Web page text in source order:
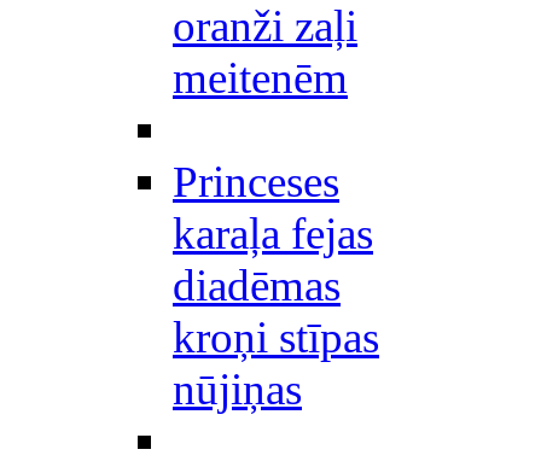
oranži zaļi
meitenēm
Princeses
karaļa fejas
diadēmas
kroņi stīpas
nūjiņas